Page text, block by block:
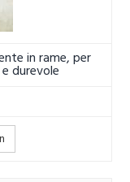
in rame, per
durevole